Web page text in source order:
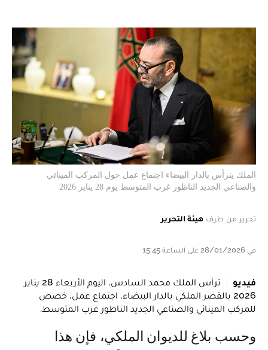
الملك يترأس بالدار البيضاء اجتماع عمل حول المركب المينائي
والصناعي الجديد الناظور غرب المتوسط يوم 28 يناير 2026
تحرير من طرف هيئة التحرير
في 28/01/2026 على الساعة 15:45
فيديو
ترأس الملك محمد السادس، اليوم الأربعاء 28 يناير
2026 بالقصر الملكي بالدار البيضاء، اجتماع عمل، خصص
للمركب المينائي والصناعي الجديد الناظور غرب المتوسط.
وحسب بلاغ للديوان الملكي، فإن هذا